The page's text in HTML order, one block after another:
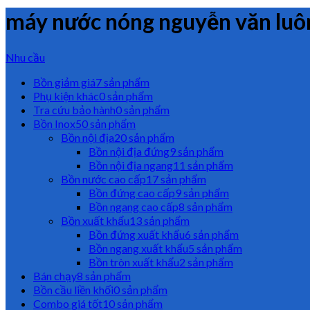
máy nước nóng nguyễn văn
Nhu cầu
Bồn giảm giá7 sản phẩm
Phụ kiện khác0 sản phẩm
Tra cứu bảo hành0 sản phẩm
Bồn Inox50 sản phẩm
Bồn nội địa20 sản phẩm
Bồn nội địa đứng9 sản phẩm
Bồn nội địa ngang11 sản phẩm
Bồn nước cao cấp17 sản phẩm
Bồn đứng cao cấp9 sản phẩm
Bồn ngang cao cấp8 sản phẩm
Bồn xuất khẩu13 sản phẩm
Bồn đứng xuất khẩu6 sản phẩm
Bồn ngang xuất khẩu5 sản phẩm
Bồn tròn xuất khẩu2 sản phẩm
Bán chạy8 sản phẩm
Bồn cầu liền khối0 sản phẩm
Combo giá tốt10 sản phẩm